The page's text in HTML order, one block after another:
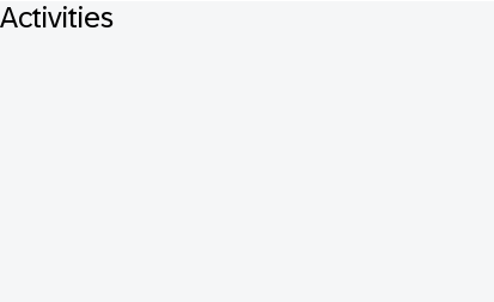
Activities